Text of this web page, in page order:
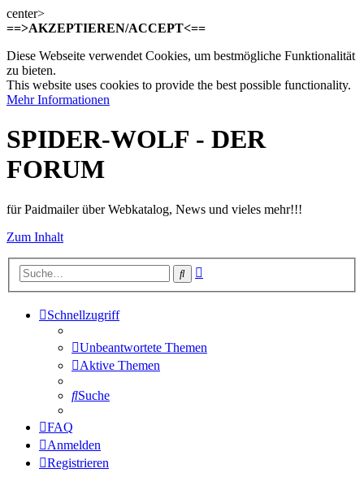
center>
==>AKZEPTIEREN/ACCEPT<==
Diese Webseite verwendet Cookies, um bestmögliche Funktionalität
zu bieten.
This website uses cookies to provide the best possible functionality.
Mehr Informationen
SPIDER-WOLF - DER
FORUM
für Paidmailer über Webkatalog, News und vieles mehr!!!
Zum Inhalt
Suche
Schnellzugriff
Unbeantwortete Themen
Aktive Themen
Suche
FAQ
Anmelden
Registrieren